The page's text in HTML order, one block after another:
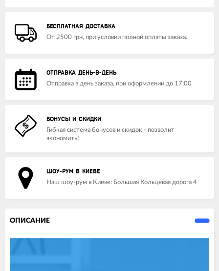
БЕСПЛАТНАЯ ДОСТАВКА
От 2500 грн, при условии полной оплаты заказа.
ОТПРАВКА ДЕНЬ-В-ДЕНЬ
Отправка в день заказа, при оформлении до 17:00
БОНУСЫ И СКИДКИ
Гибкая система бонусов и скидок - позволит
экономить!
ШОУ-РУМ В КИЕВЕ
Наш шоу-рум в Киеве: Большая Кольцевая дорога 4
ОПИСАНИЕ